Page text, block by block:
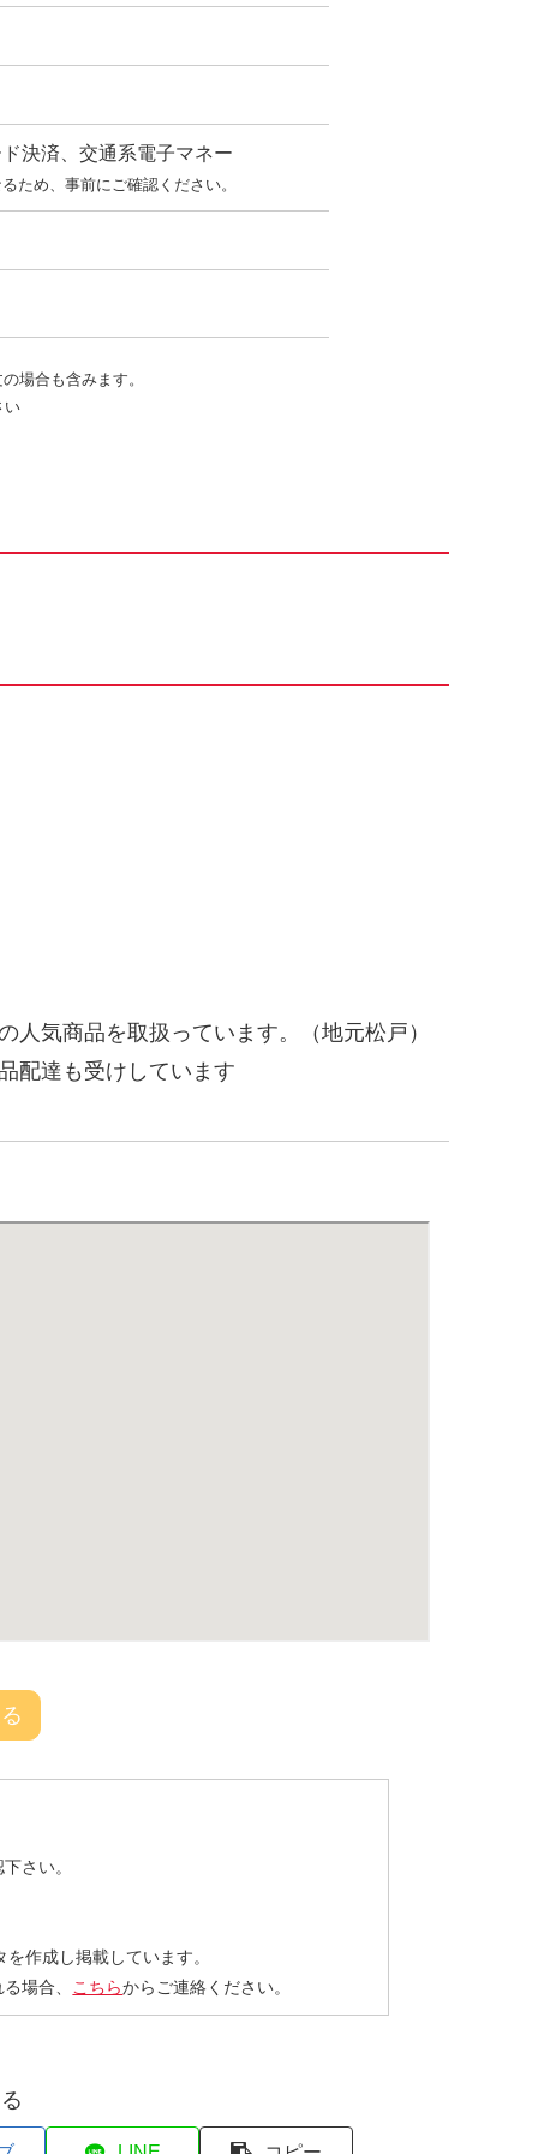
決済、交通系電子マネー
ため、事前にご確認ください。
場合も含みます。
い
気商品を取扱っています。（地元松戸）
配達も受けしています
さい。
作成し掲載しています。
場合、 こちらからご連絡ください。